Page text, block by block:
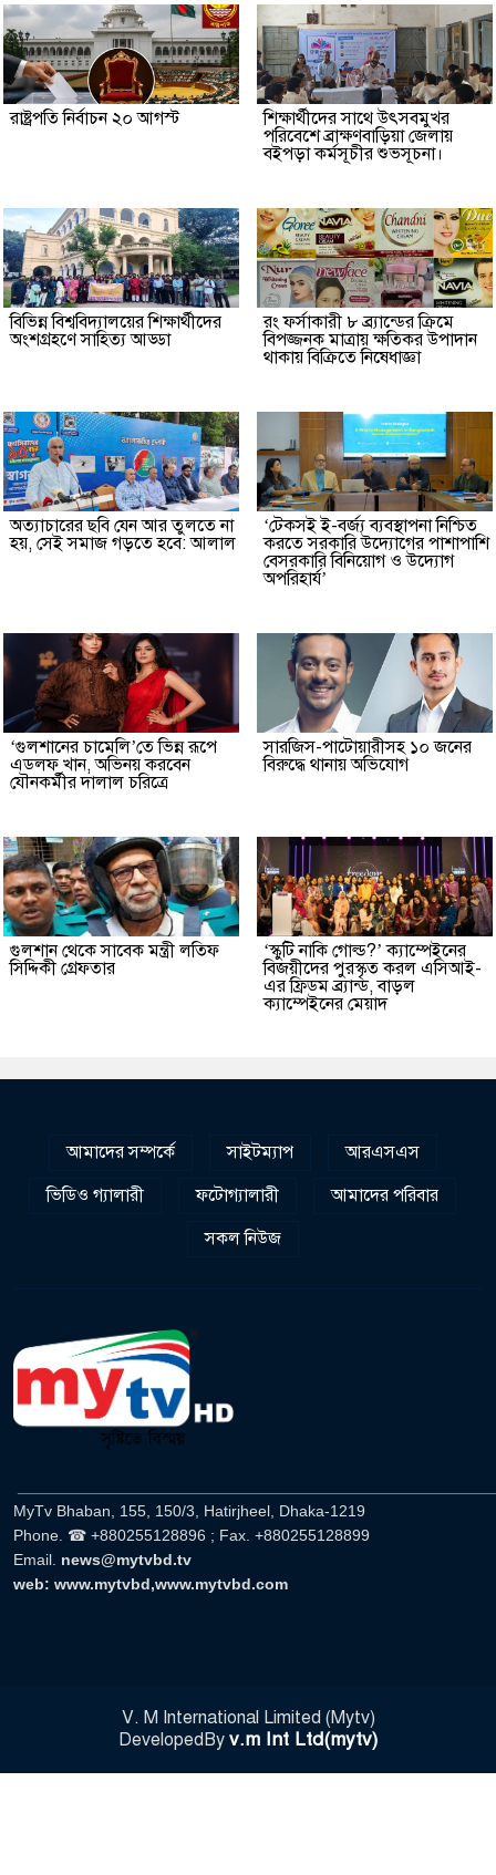
রাষ্ট্রপতি নির্বাচন ২০ আগস্ট
শিক্ষার্থীদের সাথে উৎসবমুখর
পরিবেশে ব্রাক্ষণবাড়িয়া জেলায়
বইপড়া কর্মসূচীর শুভসূচনা।
বিভিন্ন বিশ্ববিদ্যালয়ের শিক্ষার্থীদের
অংশগ্রহণে সাহিত্য আড্ডা
রং ফর্সাকারী ৮ ব্র্যান্ডের ক্রিমে
বিপজ্জনক মাত্রায় ক্ষতিকর উপাদান
থাকায় বিক্রিতে নিষেধাজ্ঞা
অত্যাচারের ছবি যেন আর তুলতে না
হয়, সেই সমাজ গড়তে হবে: আলাল
‘টেকসই ই-বর্জ্য ব্যবস্থাপনা নিশ্চিত
করতে সরকারি উদ্যোগের পাশাপাশি
বেসরকারি বিনিয়োগ ও উদ্যোগ
অপরিহার্য’
‘গুলশানের চামেলি’তে ভিন্ন রূপে
এডলফ খান, অভিনয় করবেন
যৌনকর্মীর দালাল চরিত্রে
সারজিস-পাটোয়ারীসহ ১০ জনের
বিরুদ্ধে থানায় অভিযোগ
গুলশান থেকে সাবেক মন্ত্রী লতিফ
সিদ্দিকী গ্রেফতার
‘স্কুটি নাকি গোল্ড?’ ক্যাম্পেইনের
বিজয়ীদের পুরস্কৃত করল এসিআই-
এর ফ্রিডম ব্র্যান্ড, বাড়ল
ক্যাম্পেইনের মেয়াদ
আমাদের সম্পর্কে সাইটম্যাপ
আরএসএস
ভিডিও গ্যালারী
ফটোগ্যালারী
আমাদের পরিবার
সকল নিউজ
MyTv Bhaban, 155, 150/3, Hatirjheel, Dhaka-1219
Phone. ☎ +880255128896 ; Fax. +880255128899
Email. news@mytvbd.tv
web: www.mytvbd,www.mytvbd.com
V. M International Limited (Mytv)
DevelopedBy v.m Int Ltd(mytv)